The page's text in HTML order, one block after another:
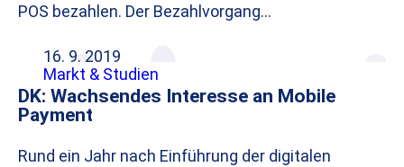
POS bezahlen. Der Bezahlvorgang…
16. 9. 2019
Markt & Studien
DK: Wachsendes Interesse an Mobile
Payment
Rund ein Jahr nach Einführung der digitalen